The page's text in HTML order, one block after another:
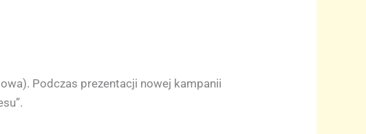
Podczas prezentacji nowej kampanii